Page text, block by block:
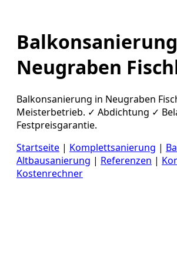
Balkonsanierung
Neugraben
Balkonsanierung in Neugraben
Meisterbetrieb. ✓ Abdichtung ✓
Festpreisgarantie.
Startseite | Komplettsanierung |
Altbausanierung | Referenzen |
Kostenrechner